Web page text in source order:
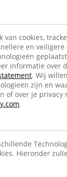
cookies,
en
informatie over
. Wij
zijn en
of over je
.
Hieronder